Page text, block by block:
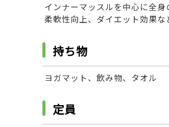
インナーマッスルを中心に全身
柔軟性向上、ダイエット効果な
持ち物
ヨガマット、飲み物、タオル
定員